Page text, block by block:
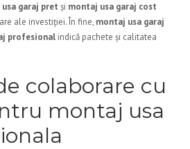
garaj pret și montaj usa garaj cost
ale investiției. În fine, montaj usa garaj
profesional indică pachete și calitatea
colaborare cu
montaj usa